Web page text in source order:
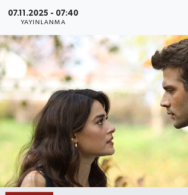
07.11.2025 - 07:40
YAYINLANMA
Süper Lig Puan Durumu ve Fikstür
Tüm Manşetler
Son Dakika Haberleri
Haber Arşivi